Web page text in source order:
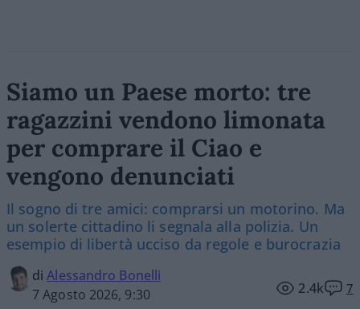
Siamo un Paese morto: tre
ragazzini vendono limonata
per comprare il Ciao e
vengono denunciati
Il sogno di tre amici: comprarsi un motorino. Ma
un solerte cittadino li segnala alla polizia. Un
esempio di libertà ucciso da regole e burocrazia
diAlessandro Bonelli
7 Agosto 2026, 9:30
2.4k 7